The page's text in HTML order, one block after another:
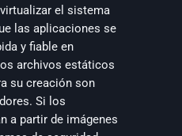
el sistema
las aplicaciones se
y fiable en
archivos estáticos
su creación son
Si los
a partir de imágenes